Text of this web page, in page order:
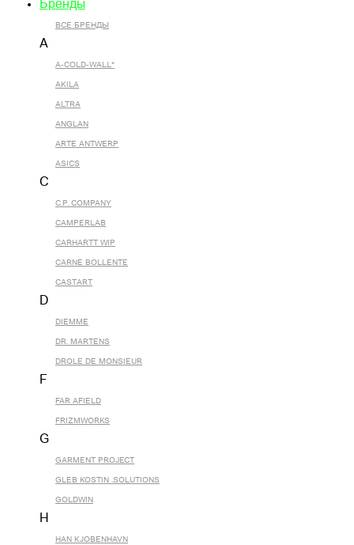
Бренды
ВСЕ БРЕНДЫ
A
A-COLD-WALL*
AKILA
ALTRA
ANGLAN
ARTE ANTWERP
ASICS
C
C.P. COMPANY
CAMPERLAB
CARHARTT WIP
CARNE BOLLENTE
CASTART
D
DIEMME
DR. MARTENS
DROLE DE MONSIEUR
F
FAR AFIELD
FRIZMWORKS
G
GARMENT PROJECT
GLEB KOSTIN .SOLUTIONS
GOLDWIN
H
HAN KJOBENHAVN